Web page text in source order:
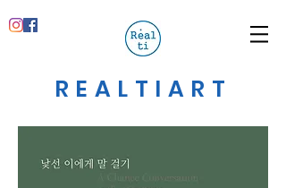
REALTIART